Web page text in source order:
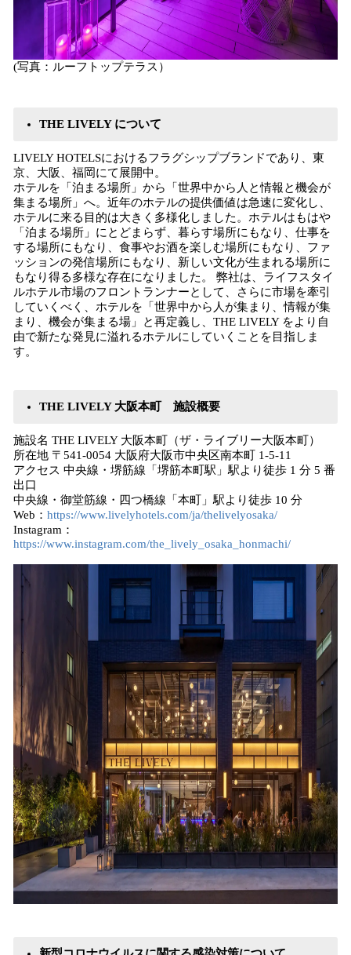
(写真：ルーフトップテラス）
THE LIVELY について
LIVELY HOTELSにおけるフラグシップブランドであり、東
京、大阪、福岡にて展開中。
ホテルを「泊まる場所」から「世界中から人と情報と機会が
集まる場所」へ。近年のホテルの提供価値は急速に変化し、
ホテルに来る目的は大きく多様化しました。ホテルはもはや
「泊まる場所」にとどまらず、暮らす場所にもなり、仕事を
する場所にもなり、食事やお酒を楽しむ場所にもなり、ファ
ッションの発信場所にもなり、新しい文化が生まれる場所に
もなり得る多様な存在になりました。 弊社は、ライフスタイ
ルホテル市場のフロントランナーとして、さらに市場を牽引
していくべく、ホテルを「世界中から人が集まり、情報が集
まり、機会が集まる場」と再定義し、THE LIVELY をより自
由で新たな発見に溢れるホテルにしていくことを目指しま
す。
THE LIVELY 大阪本町 施設概要
施設名 THE LIVELY 大阪本町（ザ・ライブリー大阪本町）
所在地 〒541-0054 大阪府大阪市中央区南本町 1-5-11
アクセス 中央線・堺筋線「堺筋本町駅」駅より徒歩 1 分 5 番
出口
中央線・御堂筋線・四つ橋線「本町」駅より徒歩 10 分
Web： https://www.livelyhotels.com/ja/thelivelyosaka/
Instagram：
https://www.instagram.com/the_lively_osaka_honmachi/